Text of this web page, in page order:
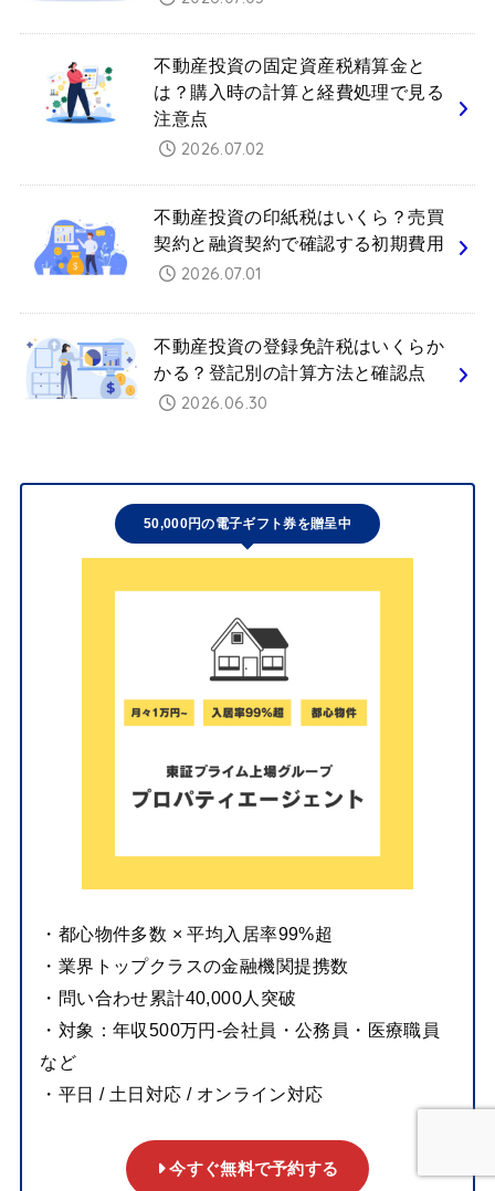
不動産投資の固定資産税精算金と
は？購入時の計算と経費処理で見る
注意点
2026.07.02
不動産投資の印紙税はいくら？売買
契約と融資契約で確認する初期費用
2026.07.01
不動産投資の登録免許税はいくらか
かる？登記別の計算方法と確認点
2026.06.30
50,000円の電子ギフト券を贈呈中
・都心物件多数 × 平均入居率99%超
・業界トップクラスの金融機関提携数
・問い合わせ累計40,000人突破
・対象：年収500万円-会社員・公務員・医療職員
など
・平日 / 土日対応 / オンライン対応
今すぐ無料で予約する